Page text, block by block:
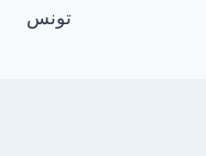
تونس